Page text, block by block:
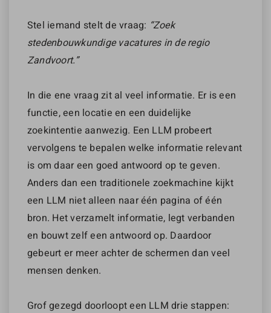
Stel iemand stelt de vraag: “Zoek
stedenbouwkundige vacatures in de regio
Zandvoort.”
In die ene vraag zit al veel informatie. Er is een
functie, een locatie en een duidelijke
zoekintentie aanwezig. Een LLM probeert
vervolgens te bepalen welke informatie relevant
is om daar een goed antwoord op te geven.
Anders dan een traditionele zoekmachine kijkt
een LLM niet alleen naar één pagina of één
bron. Het verzamelt informatie, legt verbanden
en bouwt zelf een antwoord op. Daardoor
gebeurt er meer achter de schermen dan veel
mensen denken.
Grof gezegd doorloopt een LLM drie stappen: